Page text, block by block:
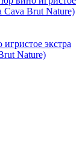
экстра
Nature)